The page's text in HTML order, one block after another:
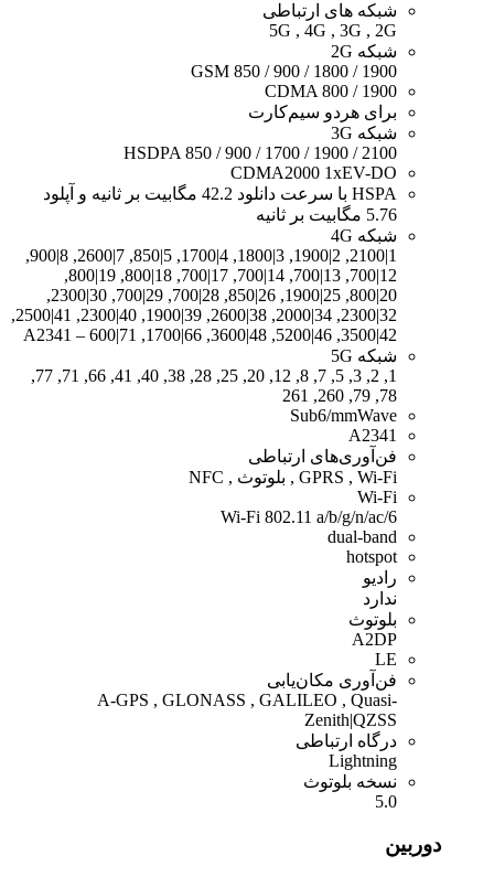
شبکه های ارتباطی
5G , 4G , 3G , 2G
شبکه 2G
GSM 850 / 900 / 1800 / 1900
CDMA 800 / 1900
برای هردو سیم‌کارت
شبکه 3G
HSDPA 850 / 900 / 1700 / 1900 / 2100
CDMA2000 1xEV-DO
HSPA با سرعت دانلود 42.2 مگابیت بر ثانیه و آپلود
5.76 مگابیت بر ثانیه
شبکه 4G
1|2100, 2|1900, 3|1800, 4|1700, 5|850, 7|2600, 8|900,
12|700, 13|700, 14|700, 17|700, 18|800, 19|800,
20|800, 25|1900, 26|850, 28|700, 29|700, 30|2300,
32|2300, 34|2000, 38|2600, 39|1900, 40|2300, 41|2500,
42|3500, 46|5200, 48|3600, 66|1700, 71|600 – A2341
شبکه 5G
1, 2, 3, 5, 7, 8, 12, 20, 25, 28, 38, 40, 41, 66, 71, 77,
78, 79, 260, 261
Sub6/mmWave
A2341
فن‌آوری‌های ارتباطی
GPRS , Wi-Fi , بلوتوث , NFC
Wi-Fi
Wi-Fi 802.11 a/b/g/n/ac/6
dual-band
hotspot
رادیو
ندارد
بلوتوث
A2DP
LE
فن‌آوری مکان‌یابی
A-GPS , GLONASS , GALILEO , Quasi-
Zenith|QZSS
درگاه ارتباطی
Lightning
نسخه بلوتوث
5.0
دوربین